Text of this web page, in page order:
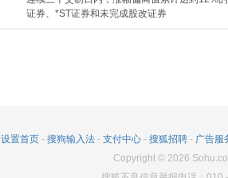
证券、*ST证券和未完成股改证券
设置首页 - 搜狗输入法 - 支付中心 - 搜狐招聘 - 广告服
Copyright© 2026